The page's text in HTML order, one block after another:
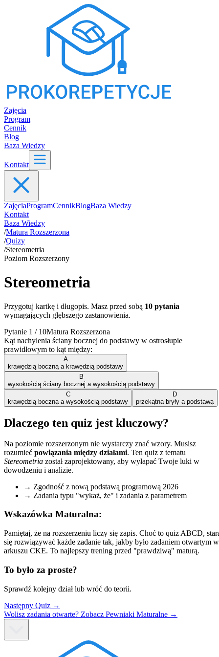
Zajęcia
Program
Cennik
Blog
Baza Wiedzy
Kontakt
ZajęciaProgramCennikBlogBaza Wiedzy
Kontakt
Baza Wiedzy
/Matura Rozszerzona
/Quizy
/Stereometria
Poziom Rozszerzony
Stereometria
Przygotuj kartkę i długopis. Masz przed sobą 10 pytania
wymagających głębszego zastanowienia.
Pytanie 1 / 10Matura Rozszerzona
Kąt nachylenia ściany bocznej do podstawy w ostrosłupie
prawidłowym to kąt między:
A
krawędzią boczną a krawędzią podstawy
B
wysokością ściany bocznej a wysokością podstawy
C
krawędzią boczną a wysokością podstawy
D
przekątną bryły a podstawą
Dlaczego ten quiz jest kluczowy?
Na poziomie rozszerzonym nie wystarczy znać wzory. Musisz
rozumieć powiązania między działami. Ten quiz z tematu
Stereometria został zaprojektowany, aby wyłapać Twoje luki w
dowodzeniu i analizie.
→ Zgodność z nową podstawą programową 2026
→ Zadania typu "wykaż, że" i zadania z parametrem
Wskazówka Maturalna:
Pamiętaj, że na rozszerzeniu liczy się zapis. Choć to quiz ABCD,
się rozwiązywać każde zadanie tak, jakby było zadaniem otwartym w
arkuszu CKE. To najlepszy trening przed "prawdziwą" maturą.
To było za proste?
Sprawdź kolejny dział lub wróć do teorii.
Następny Quiz →
Wolisz zadania otwarte? Zobacz Pewniaki Maturalne →